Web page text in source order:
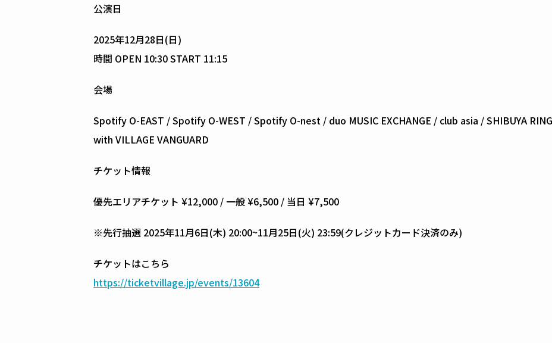
公演日
2025年12月28日(日)
時間 OPEN 10:30 START 11:15
会場
Spotify O-EAST / Spotify O-WEST / Spotify O-nest / duo MUSIC EXCHANGE / club asia / SHIBUYA
with VILLAGE VANGUARD
チケット情報
優先エリアチケット ¥12,000 / 一般 ¥6,500 / 当日 ¥7,500
※先行抽選 2025年11月6日(木) 20:00~11月25日(火) 23:59(クレジットカード決済のみ)
チケットはこちら
https://ticketvillage.jp/events/13604